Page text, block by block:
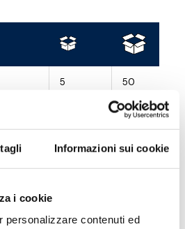
Informazioni sui cookie
i cookie
personalizzare contenuti ed
5 50
50